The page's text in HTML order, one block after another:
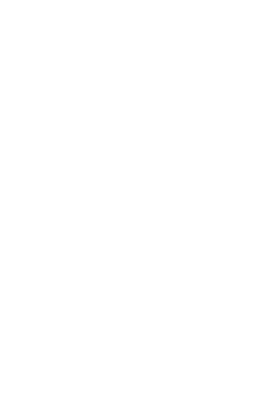
how the website is used and to offer